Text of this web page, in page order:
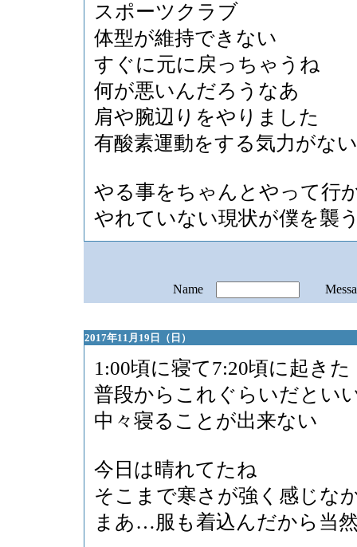
スポーツクラブ
体型が維持できない
すぐに元に戻っちゃうね
何が悪いんだろうなあ
肩や腕辺りをやりました
有酸素運動をする気力がない
やる事をちゃんとやって行
やれていない現状が僕を襲
Name
2017年11月19日（日）
1:00頃に寝て7:20頃に起きた
普段からこれぐらいだとい
中々寝ることが出来ない
今日は晴れてたね
そこまで寒さが強く感じな
まあ…服も着込んだから当